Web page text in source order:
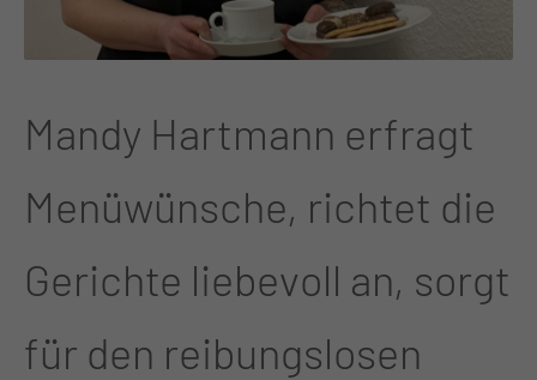
Mandy Hartmann erfragt
Menüwünsche, richtet die
Gerichte liebevoll an, sorgt
für den reibungslosen